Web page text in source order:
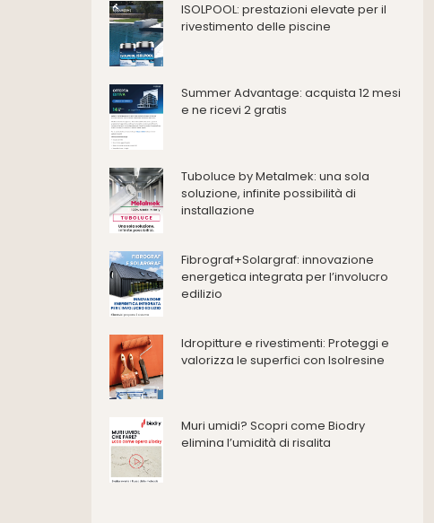
Accessori
Antincendio e sicurezza
Attrezzature manuali
Cappe d'aspirazione
Consolidamento
Deumidificazione
Domotica e impianti elettrici
Energie rinnovabili
Impermeabilizzazione
Impianti idrici e depurazione
Impianti termici e climatizzazione
Isolamento
Materiali da costruzione
Pannelli
Pareti Interne
Reti di adduzione gas
ISOLPOOL: prestazioni elevate per il
rivestimento delle piscine
Summer Advantage: acquista 12 mesi
e ne ricevi 2 gratis
Tuboluce by Metalmek: una sola
soluzione, infinite possibilità di
installazione
Fibrograf+Solargraf: innovazione
energetica integrata per l’involucro
edilizio
Idropitture e rivestimenti: Proteggi e
valorizza le superfici con Isolresine
Muri umidi? Scopri come Biodry
elimina l’umidità di risalita